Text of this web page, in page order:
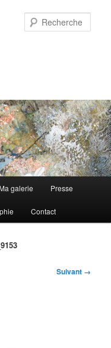
Ma galerie Presse
Contact
Suivant →